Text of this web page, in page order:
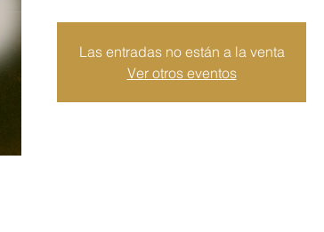
Las entradas no están a la venta
Ver otros eventos